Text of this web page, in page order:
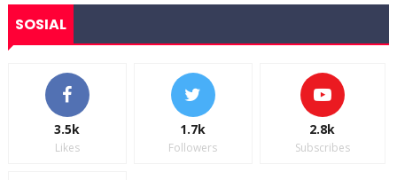
SOSIAL
3.5k
Likes
1.7k
Followers
2.8k
Subscribes